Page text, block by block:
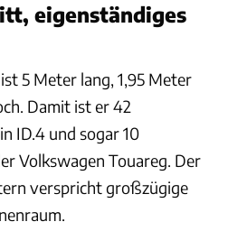
eigenständiges
5 Meter lang, 1,95 Meter
Damit ist er 42
ID.4 und sogar 10
Volkswagen Touareg. Der
verspricht großzügige